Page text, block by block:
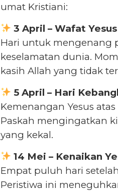
umat Kristiani:
3 April – Wafat
Hari untuk mengenang
keselamatan dunia.
kasih Allah yang tidak
5 April – Hari
Kemenangan Yesus
Paskah mengingatkan
yang kekal.
14 Mei – Kenaikan
Empat puluh hari
Peristiwa ini